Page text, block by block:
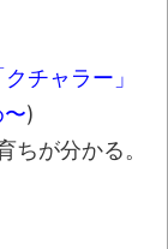
チャラー」
)
が分かる。